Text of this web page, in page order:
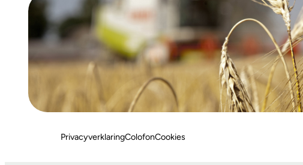
PrivacyverklaringColofonCookies